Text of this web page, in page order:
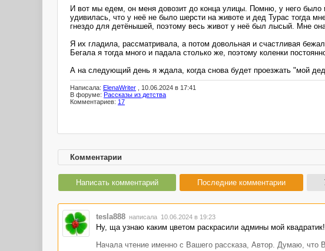
И вот мы едем, он меня довозит до конца улицы. Помню, у него было
удивилась, что у неё не было шерсти на животе и дед Турас тогда
гнездо для детёнышей, поэтому весь живот у неё был лысый. Мне
Я их гладила, рассматривала, а потом довольная и счастливая
Бегала я тогда много и падала столько же, поэтому коленки
А на следующий день я ждала, когда снова будет проезжать "мой
Написала: ElenaWriter , 10.06.2024 в 17:41
В форуме: Рассказы из детства
Комментариев: 17
Комментарии
Написать комментарий Последние комментарии
tesla888 написала 10.06.2024 в 19:23
Ну, ща узнаю каким цветом раскрасили админы мой квадратик!
Начала чтение именно с Вашего рассказа, Автор. Думаю, что